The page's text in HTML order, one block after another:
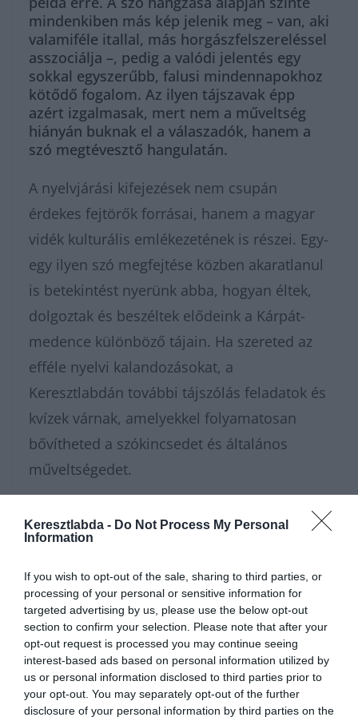
Keresztlabda - Do Not Process My Personal
Information
If you wish to opt-out of the sale, sharing to third parties, or
processing of your personal or sensitive information for
targeted advertising by us, please use the below opt-out
section to confirm your selection. Please note that after your
opt-out request is processed you may continue seeing
interest-based ads based on personal information utilized by
us or personal information disclosed to third parties prior to
your opt-out. You may separately opt-out of the further
disclosure of your personal information by third parties on the
mindenkiben más kép jelenik meg – van, aki
valamiféle itallal, más horgászfelszereléssel
asszociálja –, pedig a valódi jelentés egy
sokkal egyszerűbb, falusi mindennapokhoz
kötődő fogalom. Az ilyen tájszavak épp
azért izgalmasak, mert nem a műveltség
hiányán buknak el a válaszadók, hanem a
szó megtévesztő hangulatán.
A nyelvjárási kifejezések nem csupán
érdekes fejtörők forrásai, hanem a magyar
vidék kulturális emlékezetének is részei. Egy-
egy ilyen szó megfejtése közben akaratlanul
is betekintést nyerünk abba, hogyan éltek,
dolgoztak és beszéltek elődeink a Kárpát-
medence különböző tájain. Ha szereted az
efféle nyelvi kalandozásokat, a
Keresztlabdán további tájszólás feladatok és
kvízek várnak, amelyekkel folyamatosan
bővítheted a szókincsedet és általános
műveltségedet.
Nagyon sok fajta kvízünk
, vagy épp
feladatunk
agytekervényeidet, csak nézz körül nálunk és
további érdekes napi feladatokattalálhatsz!